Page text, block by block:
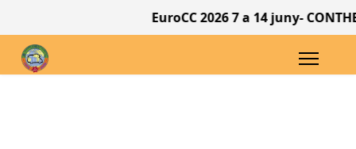
EuroCC 2026 7 a 14 juny-